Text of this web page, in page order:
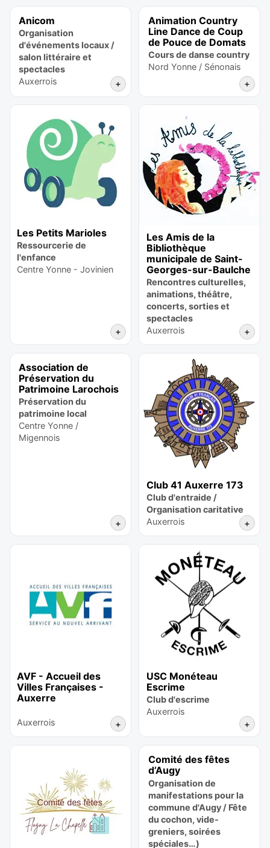
Anicom
Organisation
d'événements locaux /
salon littéraire et
spectacles
Auxerrois
+
Animation Country
Line Dance de Coup
de Pouce de Domats
Cours de danse country
Nord Yonne / Sénonais
+
Les Petits Marioles
Ressourcerie de
l'enfance
Centre Yonne - Jovinien
+
Les Amis de la
Bibliothèque
municipale de Saint-
Georges-sur-Baulche
Rencontres culturelles,
animations, théâtre,
concerts, sorties et
spectacles
Auxerrois
+
Association de
Préservation du
Patrimoine Larochois
Préservation du
patrimoine local
Centre Yonne /
Migennois
+
Club 41 Auxerre 173
Club d'entraide /
Organisation caritative
Auxerrois
+
AVF - Accueil des
Villes Françaises -
Auxerre
Auxerrois +
USC Monéteau
Escrime
Club d'escrime
Auxerrois
+
Comité des fêtes
d’Augy
Organisation de
manifestations pour la
commune d'Augy / Fête
du cochon, vide-
greniers, soirées
spéciales…)